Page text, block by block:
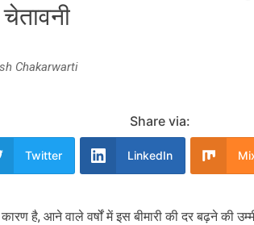
Chakarwarti
Share via:
Twitter LinkedIn
है, आने वाले वर्षों में इस बीमारी की दर बढ़ने की